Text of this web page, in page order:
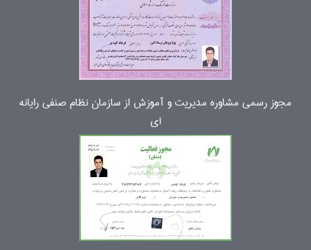
مجوز رسمی مشاوره مدیریت و آموزش از سازمان نظام صنفی رایانه
ای